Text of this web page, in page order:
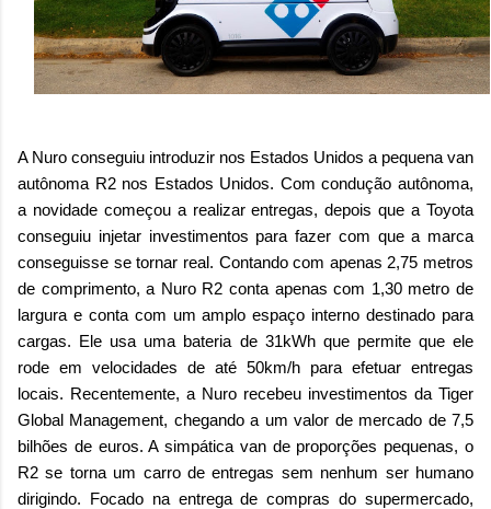
A Nuro conseguiu introduzir nos Estados Unidos a pequena van
autônoma R2 nos Estados Unidos. Com condução autônoma,
a novidade começou a realizar entregas, depois que a Toyota
conseguiu injetar investimentos para fazer com que a marca
conseguisse se tornar real. Contando com apenas 2,75 metros
de comprimento, a Nuro R2 conta apenas com 1,30 metro de
largura e conta com um amplo espaço interno destinado para
cargas. Ele usa uma bateria de 31kWh que permite que ele
rode em velocidades de até 50km/h para efetuar entregas
locais. Recentemente, a Nuro recebeu investimentos da Tiger
Global Management, chegando a um valor de mercado de 7,5
bilhões de euros. A simpática van de proporções pequenas, o
R2 se torna um carro de entregas sem nenhum ser humano
dirigindo. Focado na entrega de compras do supermercado,